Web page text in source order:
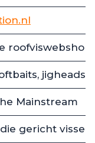
roofviswebshop
Mainstream
die gericht